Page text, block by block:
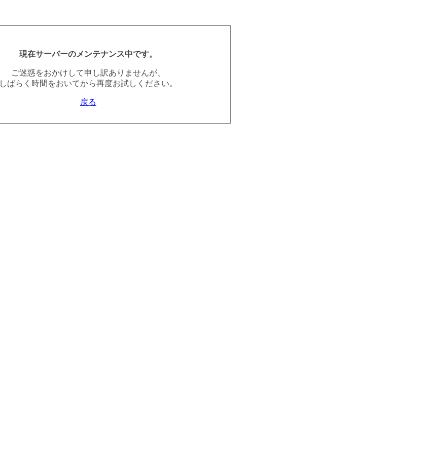
現在サーバーのメンテナンス中です。
ご迷惑をおかけして申し訳ありませんが、
しばらく時間をおいてから再度お試しください。
戻る